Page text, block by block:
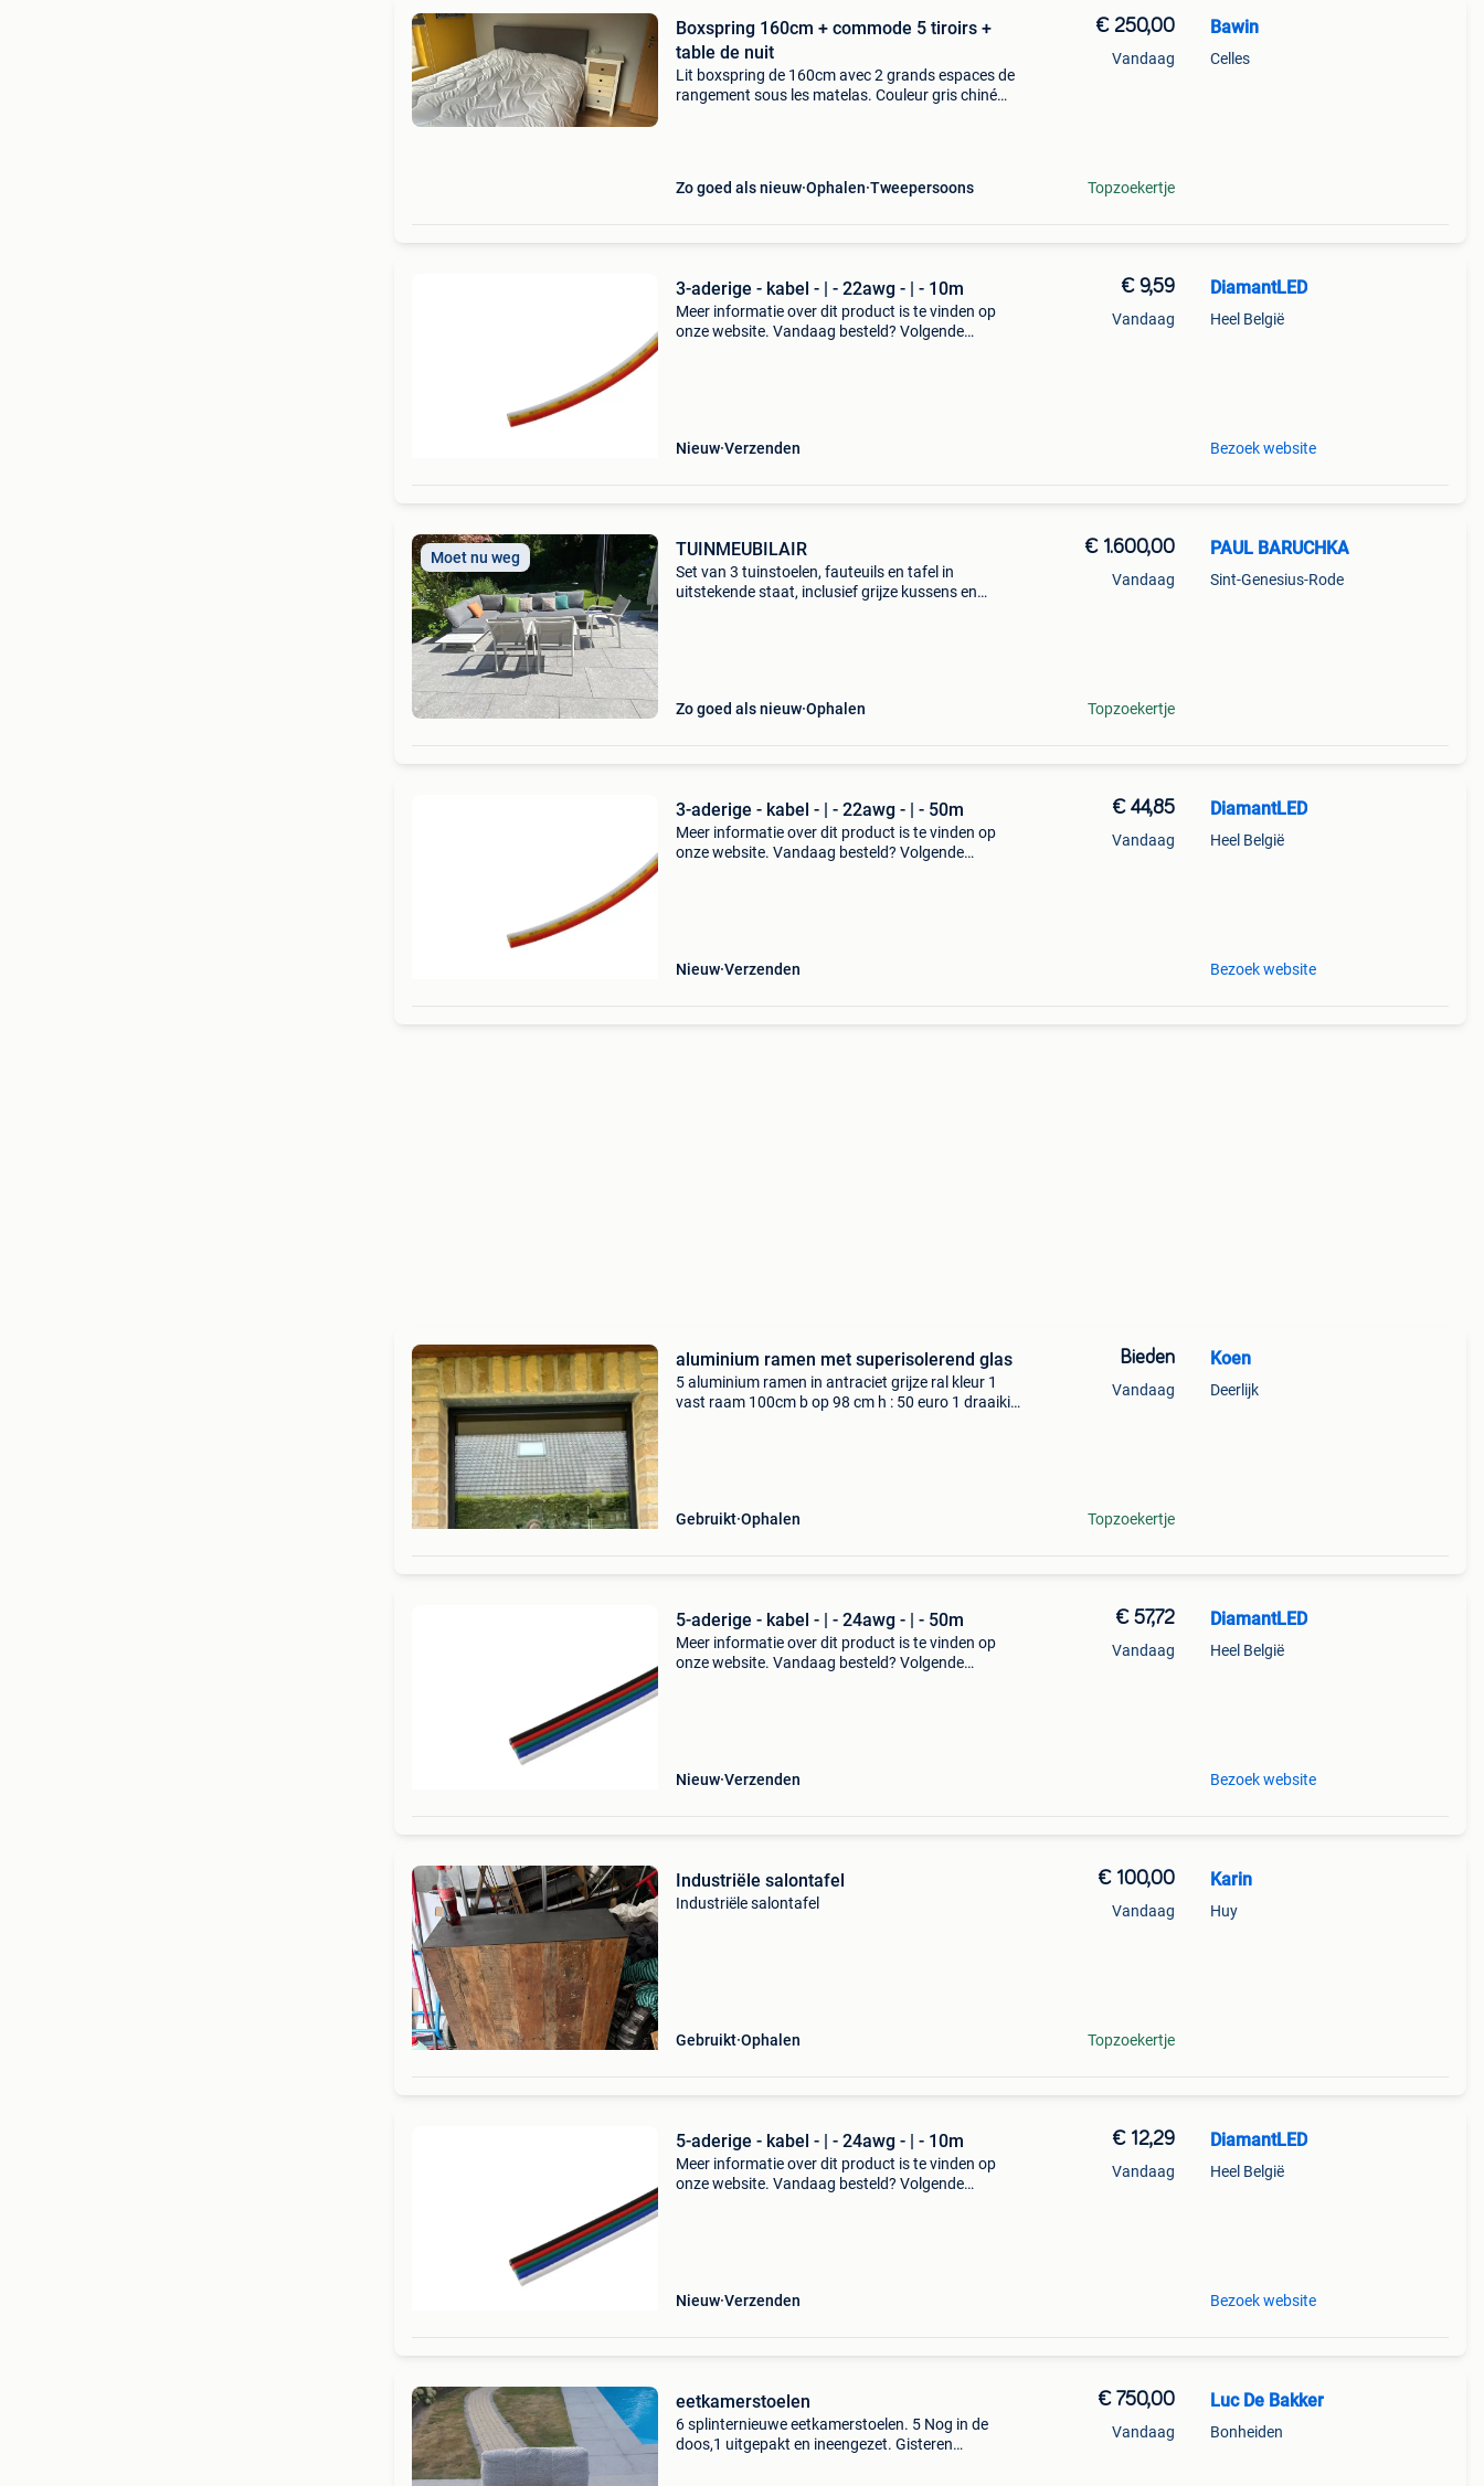
Boxspring 160cm + commode 5 tiroirs +
table de nuit
Lit boxspring de 160cm avec 2 grands espaces de
rangement sous les matelas. Couleur gris chiné
Zo goed als nieuw Ophalen Tweepersoons
€ 250,00
Vandaag
Topzoekertje
Bawin
Celles
3-aderige - kabel - | - 22awg - | - 10m
Meer informatie over dit product is te vinden op
onze website. Vandaag besteld? Volgende
Nieuw Verzenden
€ 9,59
Vandaag
DiamantLED
Heel België
Bezoek website
Moet nu weg TUINMEUBILAIR
Set van 3 tuinstoelen, fauteuils en tafel in
uitstekende staat, inclusief grijze kussens en
Zo goed als nieuw Ophalen
€ 1.600,00
Vandaag
Topzoekertje
PAUL BARUCHKA
Sint-Genesius-Rode
3-aderige - kabel - | - 22awg - | - 50m
Meer informatie over dit product is te vinden op
onze website. Vandaag besteld? Volgende
Nieuw Verzenden
€ 44,85
Vandaag
DiamantLED
Heel België
Bezoek website
aluminium ramen met superisolerend glas
5 aluminium ramen in antraciet grijze ral kleur 1
vast raam 100cm b op 98 cm h : 50 euro 1 draaikip
Gebruikt Ophalen
Bieden
Vandaag
Topzoekertje
Koen
Deerlijk
5-aderige - kabel - | - 24awg - | - 50m
Meer informatie over dit product is te vinden op
onze website. Vandaag besteld? Volgende
Nieuw Verzenden
€ 57,72
Vandaag
DiamantLED
Heel België
Bezoek website
Industriële salontafel
Industriële salontafel
Gebruikt Ophalen
€ 100,00
Vandaag
Topzoekertje
Karin
Huy
5-aderige - kabel - | - 24awg - | - 10m
Meer informatie over dit product is te vinden op
onze website. Vandaag besteld? Volgende
Nieuw Verzenden
€ 12,29
Vandaag
DiamantLED
Heel België
Bezoek website
eetkamerstoelen
6 splinternieuwe eetkamerstoelen. 5 Nog in de
doos,1 uitgepakt en ineengezet. Gisteren
€ 750,00
Vandaag
Luc De Bakker
Bonheiden